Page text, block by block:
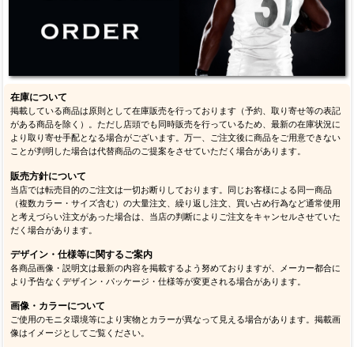
在庫について
掲載している商品は原則として在庫販売を行っております（予約、取り寄せ等の表記
がある商品を除く）。ただし店頭でも同時販売を行っているため、最新の在庫状況に
より取り寄せ手配となる場合がございます。万一、ご注文後に商品をご用意できない
ことが判明した場合は代替商品のご提案をさせていただく場合があります。
販売方針について
当店では転売目的のご注文は一切お断りしております。同じお客様による同一商品
（複数カラー・サイズ含む）の大量注文、繰り返し注文、買い占め行為など通常使用
と考えづらい注文があった場合は、当店の判断によりご注文をキャンセルさせていた
だく場合があります。
デザイン・仕様等に関するご案内
各商品画像・説明文は最新の内容を掲載するよう努めておりますが、メーカー都合に
より予告なくデザイン・パッケージ・仕様等が変更される場合があります。
画像・カラーについて
ご使用のモニタ環境等により実物とカラーが異なって見える場合があります。掲載画
像はイメージとしてご覧ください。